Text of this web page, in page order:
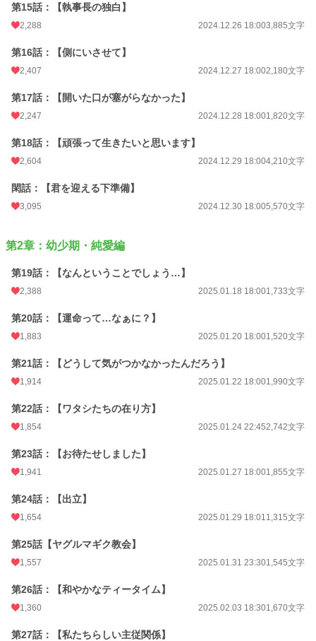
第15話：【執事長の独白】
2,288 2024.12.26 18:003,885文字
第16話：【側にいさせて】
2,407 2024.12.27 18:002,180文字
第17話：【開いた口が塞がらなかった】
2,247 2024.12.28 18:001,820文字
第18話：【頑張って生きたいと思います】
2,604 2024.12.29 18:004,210文字
閑話：【君を迎える下準備】
3,095 2024.12.30 18:005,570文字
第2章：幼少期・純愛編
第19話：【なんということでしょう…】
2,388 2025.01.18 18:001,733文字
第20話：【運命って…なぁに？】
1,883 2025.01.20 18:001,520文字
第21話：【どうして気がつかなかったんだろう】
1,914 2025.01.22 18:001,990文字
第22話：【ワタシたちの在り方】
1,854 2025.01.24 22:452,742文字
第23話：【お待たせしました】
1,941 2025.01.27 18:001,855文字
第24話：【出立】
1,654 2025.01.29 18:011,315文字
第25話【ヤグルマギク教会】
1,557 2025.01.31 23:301,545文字
第26話：【和やかなティータイム】
1,360 2025.02.03 18:301,670文字
第27話：【私たちらしい主従関係】